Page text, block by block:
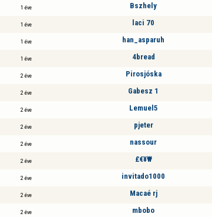
1 éve Bszhely
1 éve laci 70
1 éve han_asparuh
1 éve 4bread
2 éve Pirosjóska
2 éve Gabesz 1
2 éve Lemuel5
2 éve pjeter
2 éve nassour
2 éve £€¥₩
2 éve invitado1000
2 éve Macaé rj
2 éve mbobo